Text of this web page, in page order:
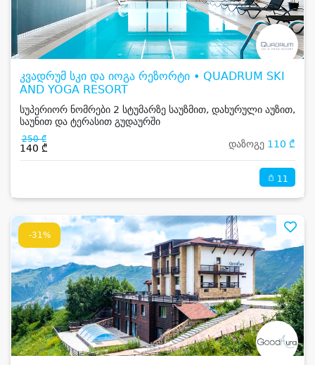
კვადრუმ სკი და იოგა რეზორტი • QUADRUM SKI
AND YOGA RESORT
სუპერიორ ნომრები 2 სტუმარზე საუზმით, დახურული აუზით,
საუნით და ტერასით გუდაურში
250 ₾
140 ₾ დაზოგე 110 ₾
11
-31%